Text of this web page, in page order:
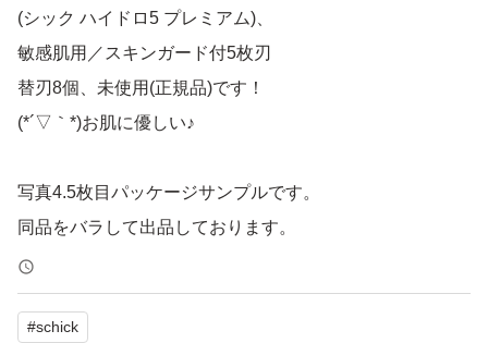
(シック ハイドロ5 プレミアム)、
敏感肌用／スキンガード付5枚刃
替刃8個、未使用(正規品)です！
(*´▽｀*)お肌に優しい♪
写真4.5枚目パッケージサンプルです。
同品をバラして出品しております。
4個入りケース2個付きです。
ハイドロシリーズの敏感肌用です。
#schick